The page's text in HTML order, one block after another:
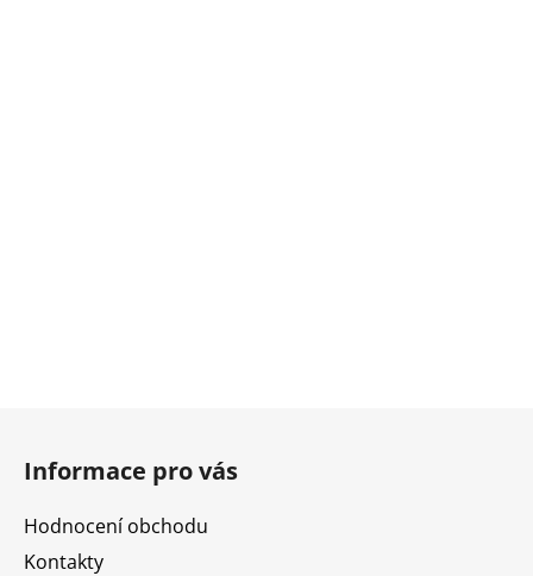
Informace pro vás
Hodnocení obchodu
Kontakty